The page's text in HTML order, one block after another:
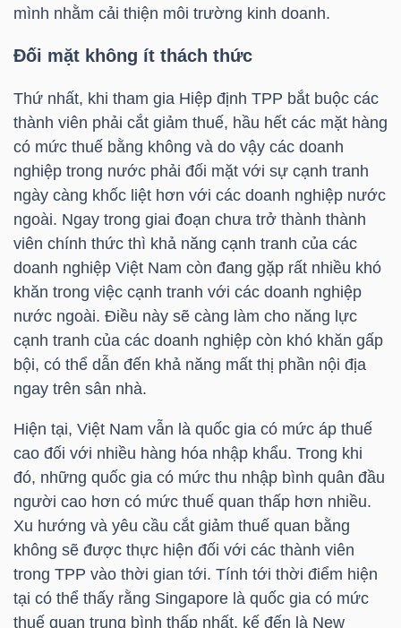
mình nhằm cải thiện môi trường kinh doanh.
Đối mặt không ít thách thức
Thứ nhất, khi tham gia Hiệp định TPP bắt buộc các
thành viên phải cắt giảm thuế, hầu hết các mặt hàng
có mức thuế bằng không và do vậy các doanh
nghiệp trong nước phải đối mặt với sự cạnh tranh
ngày càng khốc liệt hơn với các doanh nghiệp nước
ngoài. Ngay trong giai đoạn chưa trở thành thành
viên chính thức thì khả năng cạnh tranh của các
doanh nghiệp Việt Nam còn đang gặp rất nhiều khó
khăn trong việc cạnh tranh với các doanh nghiệp
nước ngoài. Điều này sẽ càng làm cho năng lực
cạnh tranh của các doanh nghiệp còn khó khăn gấp
bội, có thể dẫn đến khả năng mất thị phần nội địa
ngay trên sân nhà.
Hiện tại, Việt Nam vẫn là quốc gia có mức áp thuế
cao đối với nhiều hàng hóa nhập khẩu. Trong khi
đó, những quốc gia có mức thu nhập bình quân đầu
người cao hơn có mức thuế quan thấp hơn nhiều.
Xu hướng và yêu cầu cắt giảm thuế quan bằng
không sẽ được thực hiện đối với các thành viên
trong TPP vào thời gian tới. Tính tới thời điểm hiện
tại có thể thấy rằng Singapore là quốc gia có mức
thuế quan trung bình thấp nhất, kế đến là New
CÔNG
CỤ
ĐẦU
TƯ
TRUY
XUẤT
DỮ
LIỆU
Ngành
(-)
SECTOR
NĂNG
LƯỢNG